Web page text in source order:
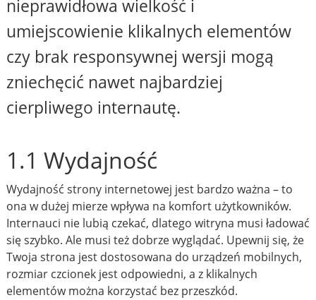
nieprawidłowa wielkość i
umiejscowienie klikalnych elementów
czy brak responsywnej wersji mogą
zniechęcić nawet najbardziej
cierpliwego internautę.
1.1 Wydajność
Wydajność strony internetowej jest bardzo ważna – to
ona w dużej mierze wpływa na komfort użytkowników.
Internauci nie lubią czekać, dlatego witryna musi ładować
się szybko. Ale musi też dobrze wyglądać. Upewnij się, że
Twoja strona jest dostosowana do urządzeń mobilnych,
rozmiar czcionek jest odpowiedni, a z klikalnych
elementów można korzystać bez przeszkód.